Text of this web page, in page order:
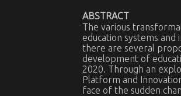
ABSTRACT
The various
education systems
there are several
development of
2020. Through an
Platform and
face of the sudden